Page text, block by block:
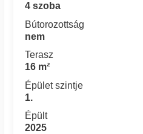
4 szoba
Bútorozottság
nem
Terasz
16 m²
Épület szintje
1.
Épült
2025